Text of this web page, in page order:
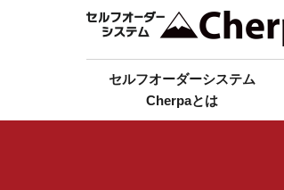
セルフオーダーシステム
Cherpaとは